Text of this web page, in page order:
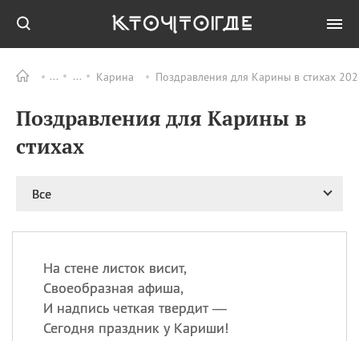
Карина Поздравления для Карины в стихах
Поздравления для Карины в
стихах
Все
На стене листок висит,
Своеобразная афиша,
И надпись четкая твердит —
Сегодня праздник у Кариши!
ПРАЗДНИКИ Все
08.08 День «Счастье
случается» (Happiness
великомученика
09.08 День книголюбов (Book